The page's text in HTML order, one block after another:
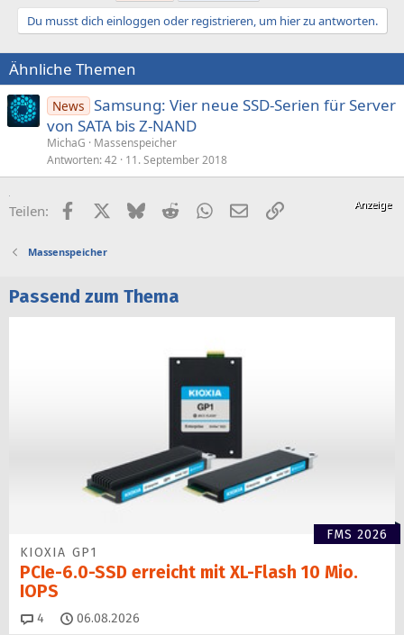
t
o
n
e
:
Du musst dich einloggen oder registrieren, um hier zu antworten.
Ähnliche Themen
News Samsung: Vier neue SSD-Serien für Server
von SATA bis Z-NAND
MichaG
Massenspeicher
Antworten 42 11. September 2018
Teilen: FacebookX (Twitter)
BlueskyRedditWhatsApp
E-MailLink
Massenspeicher
Passend zum Thema
FMS 2026
KIOXIA GP1
PCIe-6.0-SSD erreicht mit XL-Flash 10 Mio.
IOPS
4 Kommentare
06.08.2026